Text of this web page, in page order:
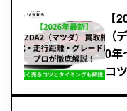
【
（
0年
コ